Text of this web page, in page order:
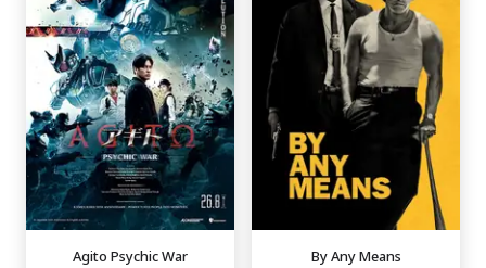
Agito Psychic War By Any Means